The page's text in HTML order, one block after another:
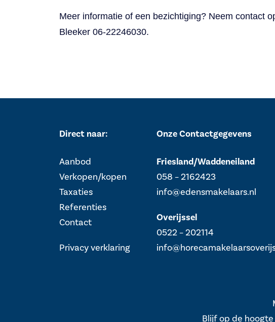
Meer informatie of een bezichtiging? Neem contact
Bleeker 06-22246030.
Direct naar:
Aanbod
Verkopen/kopen
Taxaties
Referenties
Contact
Privacy verklaring
Onze Contactgegevens
Friesland/Waddeneiland
058 – 2162423
info@edensmakelaars.nl
Overijssel
0522 – 202114
Blijf op de